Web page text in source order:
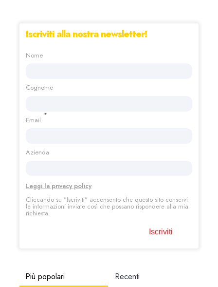
Iscriviti alla nostra newsletter!
Nome
Cognome
Email
*
Azienda
Leggi la privacy policy
Cliccando su "Iscriviti" acconsento che questo sito conservi
le informazioni inviate così che possano rispondere alla mia
richiesta.
Più popolari Recenti